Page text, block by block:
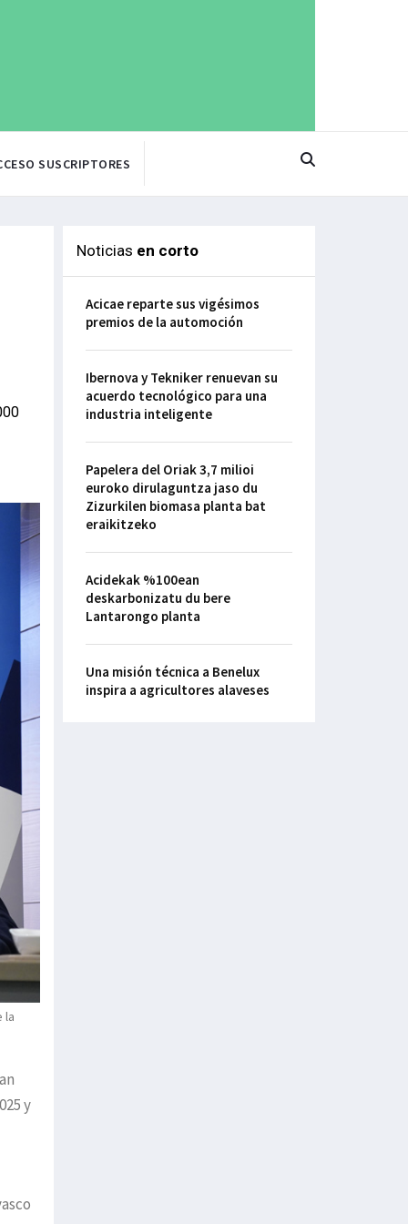
SUSCRIPTORES
la
y
Noticias en corto
Acicae reparte sus vigésimos
premios de la automoción
Ibernova y Tekniker renuevan su
acuerdo tecnológico para una
industria inteligente
Papelera del Oriak 3,7 milioi
euroko dirulaguntza jaso du
Zizurkilen biomasa planta bat
eraikitzeko
Acidekak %100ean
deskarbonizatu du bere
Lantarongo planta
Una misión técnica a Benelux
inspira a agricultores alaveses